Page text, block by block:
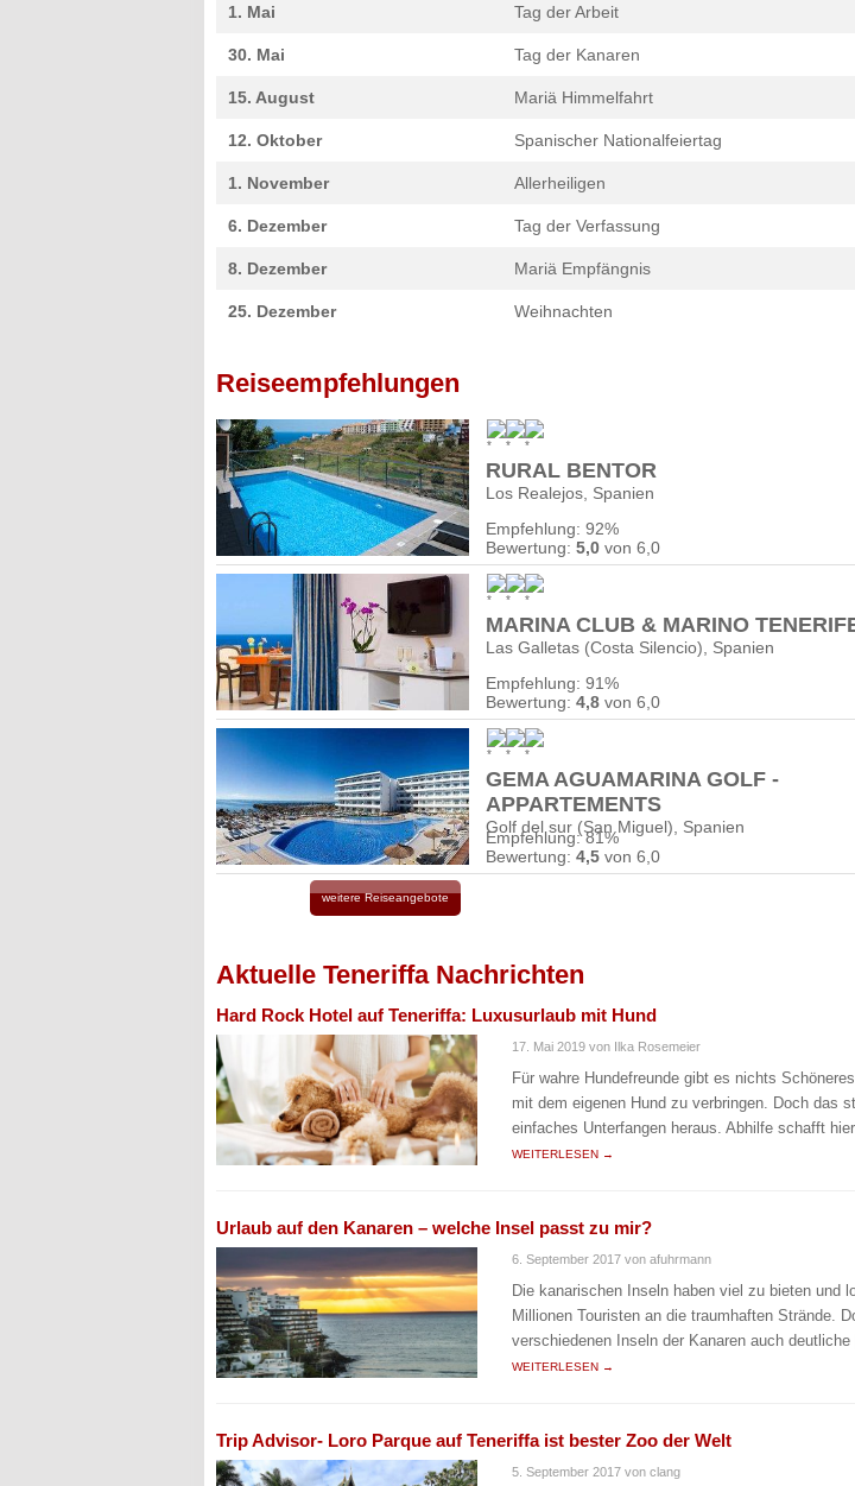
1. Mai Tag der Arbeit
30. Mai Tag der Kanaren
15. August Mariä Himmelfahrt
12. Oktober Spanischer Nationalfeiertag
1. November Allerheiligen
6. Dezember Tag der Verfassung
8. Dezember Mariä Empfängnis
25. Dezember Weihnachten
Reiseempfehlungen
RURAL BENTOR
Los Realejos, Spanien
Empfehlung: 92%
Bewertung:5,0 von 6,0
MARINA CLUB & MARINO
Las Galletas (Costa Silencio), Spanien
Empfehlung: 91%
Bewertung:4,8 von 6,0
GEMA AGUAMARINA GOLF -
APPARTEMENTS
Golf del sur (San Miguel), Spanien
Empfehlung: 81%
Bewertung:4,5 von 6,0
weitere Reiseangebote
Aktuelle Teneriffa Nachrichten
Hard Rock Hotel auf Teneriffa: Luxusurlaub mit Hund
17. Mai 2019 von Ilka Rosemeier
Für wahre Hundefreunde gibt es nichts
mit dem eigenen Hund zu verbringen. Doch das
einfaches Unterfangen heraus. Abhilfe schafft
WEITERLESEN →
Urlaub auf den Kanaren – welche Insel passt zu mir?
6. September 2017 von afuhrmann
Die kanarischen Inseln haben viel zu bieten und
Millionen Touristen an die traumhaften Strände.
verschiedenen Inseln der Kanaren auch
WEITERLESEN →
Trip Advisor- Loro Parque auf Teneriffa ist bester Zoo der Welt
5. September 2017 von clang